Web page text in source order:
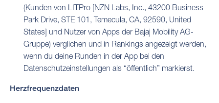
(Kunden von LITPro [NZN Labs, Inc., 43200 Business
Park Drive, STE 101, Temecula, CA, 92590, United
States] und Nutzer von Apps der Bajaj Mobility AG-
Gruppe) verglichen und in Rankings angezeigt werden,
wenn du deine Runden in der App bei den
Datenschutzeinstellungen als “öffentlich” markierst.
Herzfrequenzdaten